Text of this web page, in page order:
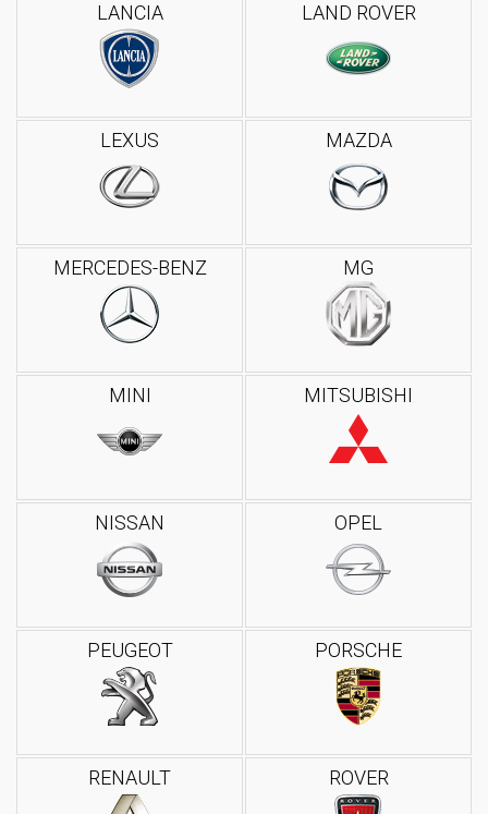
LANCIA LAND ROVER
LEXUS MAZDA
MERCEDES-BENZ MG
MINI MITSUBISHI
NISSAN OPEL
PEUGEOT PORSCHE
RENAULT ROVER